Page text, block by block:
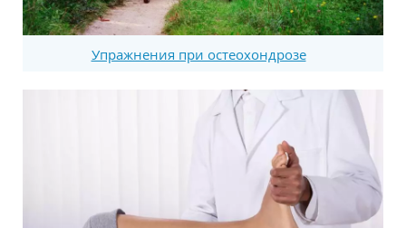
Упражнения при остеохондрозе